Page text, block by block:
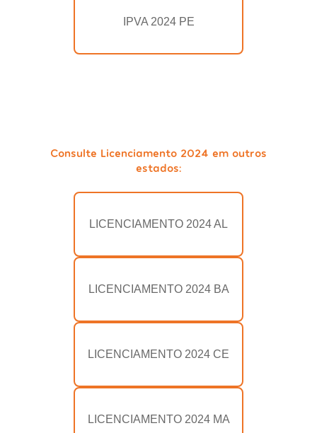
IPVA 2024 PE
Consulte Licenciamento 2024 em outros
estados:
LICENCIAMENTO 2024 AL
LICENCIAMENTO 2024 BA
LICENCIAMENTO 2024 CE
LICENCIAMENTO 2024 MA